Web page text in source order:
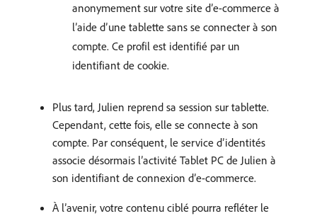
anonymement sur votre site d’e-commerce à
l’aide d’une tablette sans se connecter à son
compte. Ce profil est identifié par un
identifiant de cookie.
Plus tard, Julien reprend sa session sur tablette.
Cependant, cette fois, elle se connecte à son
compte. Par conséquent, le service d’identités
associe désormais l’activité Tablet PC de Julien à
son identifiant de connexion d’e-commerce.
À l’avenir, votre contenu ciblé pourra refléter le